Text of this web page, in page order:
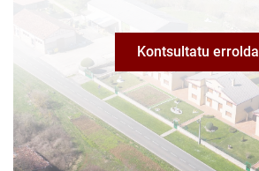
Kontsultatu errolda